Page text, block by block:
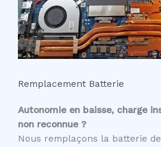
Remplacement Batterie
Autonomie en baisse, charge
non reconnue ?
Nous remplaçons la batterie